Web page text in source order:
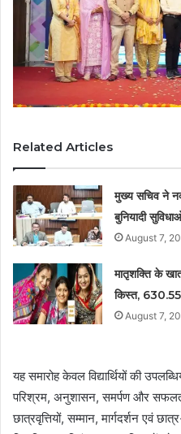
Related Articles
मुख्य सचिव ने
बुनियादी
August 7,
मातृशक्ति के
किस्त,
August 7,
यह समारोह केवल विद्यार्थियों की
परिश्रम, अनुशासन, समर्पण और
छात्रवृत्तियों, सम्मान, मार्गदर्शन एवं